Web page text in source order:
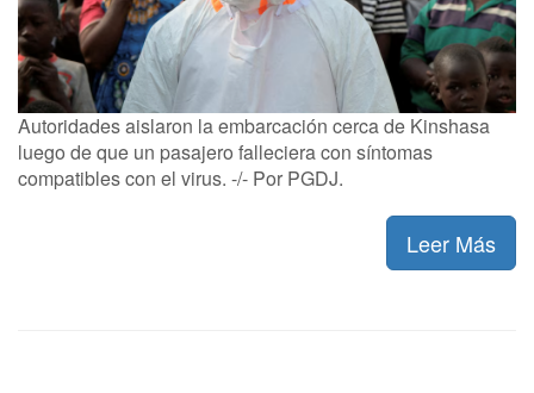
Autoridades aislaron la embarcación cerca de Kinshasa
luego de que un pasajero falleciera con síntomas
compatibles con el virus. -/- Por PGDJ.
Leer Más